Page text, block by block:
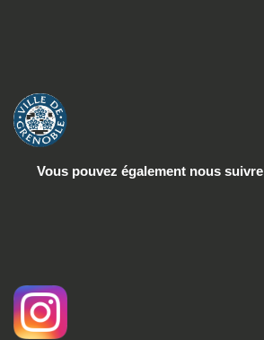
Vous pouvez également nous suivre